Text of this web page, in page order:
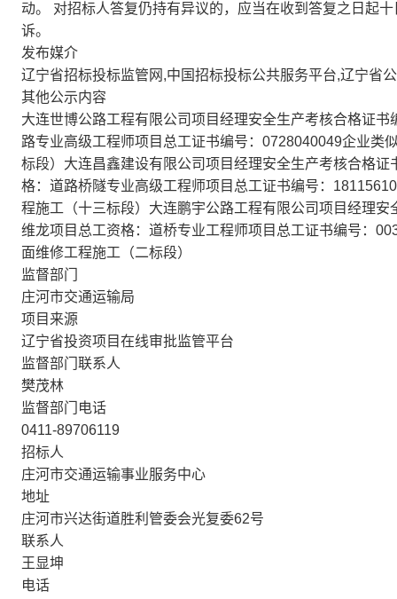
动。 对招标人答复仍持有异议的，应当在收到答复之日起
诉。
发布媒介
辽宁省招标投标监管网,中国招标投标公共服务平台,辽宁省
其他公示内容
大连世博公路工程有限公司项目经理安全生产考核合格证
路专业高级工程师项目总工证书编号：0728040049企业类
标段）大连昌鑫建设有限公司项目经理安全生产考核合格
格：道路桥隧专业高级工程师项目总工证书编号：
程施工（十三标段）大连鹏宇公路工程有限公司项目经理
维龙项目总工资格：道桥专业工程师项目总工证书编号：
面维修工程施工（二标段）
监督部门
庄河市交通运输局
项目来源
辽宁省投资项目在线审批监管平台
监督部门联系人
樊茂林
监督部门电话
0411-89706119
招标人
庄河市交通运输事业服务中心
地址
庄河市兴达街道胜利管委会光复委62号
联系人
王显坤
电话